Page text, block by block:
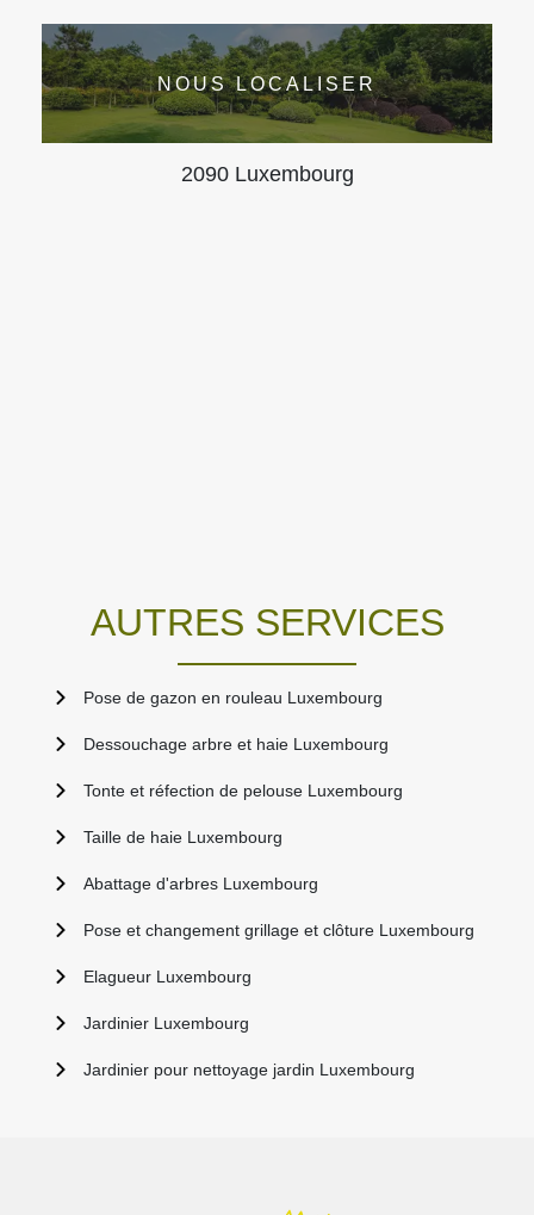
NOUS LOCALISER
2090 Luxembourg
AUTRES SERVICES
Pose de gazon en rouleau Luxembourg
Dessouchage arbre et haie Luxembourg
Tonte et réfection de pelouse Luxembourg
Taille de haie Luxembourg
Abattage d'arbres Luxembourg
Pose et changement grillage et clôture Luxembourg
Elagueur Luxembourg
Jardinier Luxembourg
Jardinier pour nettoyage jardin Luxembourg